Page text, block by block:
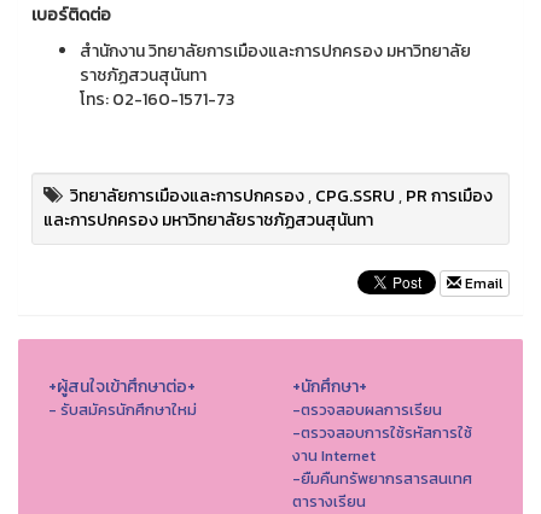
เบอร์ติดต่อ
สำนักงาน วิทยาลัยการเมืองและการปกครอง มหาวิทยาลัย
ราชภัฏสวนสุนันทา
โทร: 02-160-1571-73
วิทยาลัยการเมืองและการปกครอง,CPG.SSRU,PR การเมือง
และการปกครอง มหาวิทยาลัยราชภัฏสวนสุนันทา
Email
+ผู้สนใจเข้าศึกษาต่อ+
- รับสมัครนักศึกษาใหม่
+นักศึกษา+
-ตรวจสอบผลการเรียน
-ตรวจสอบการใช้รหัสการใช้
งาน Internet
-ยืมคืนทรัพยากรสารสนเทศ
ตารางเรียน